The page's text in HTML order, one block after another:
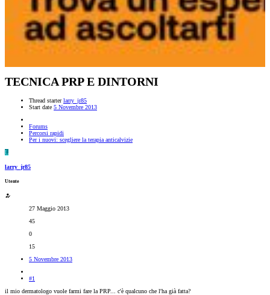
TECNICA PRP E DINTORNI
Thread starter larry_jr85
Start date 5 Novembre 2013
Forums
Percorsi rapidi
Per i nuovi: scegliere la terapia anticalvizie
L
larry_jr85
Utente
27 Maggio 2013
45
0
15
5 Novembre 2013
#1
il mio dermatologo vuole farmi fare la PRP... c'è qualcuno che l'ha già fatta?